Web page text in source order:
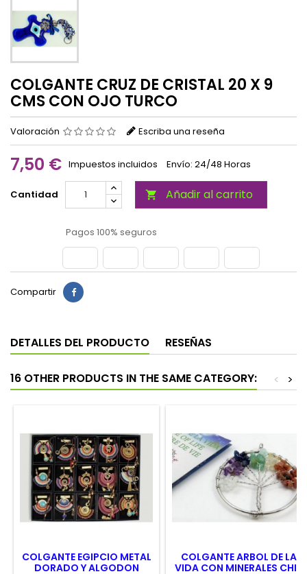
COLGANTE CRUZ DE CRISTAL 20 X 9
CMS CON OJO TURCO
Valoración Escriba una reseña
7,50 € Impuestos incluidos Envío: 24/48 Horas
Cantidad  Añadir al carrito
Pagos 100% seguros
Compartir
DETALLES DEL PRODUCTO RESEÑAS
16 OTHER PRODUCTS IN THE SAME CATEGORY: >
<
COLGANTE EGIPCIO METAL
DORADO Y ALGODON
COLGANTE ARBOL DE LA
VIDA CON MINERALES CHIP